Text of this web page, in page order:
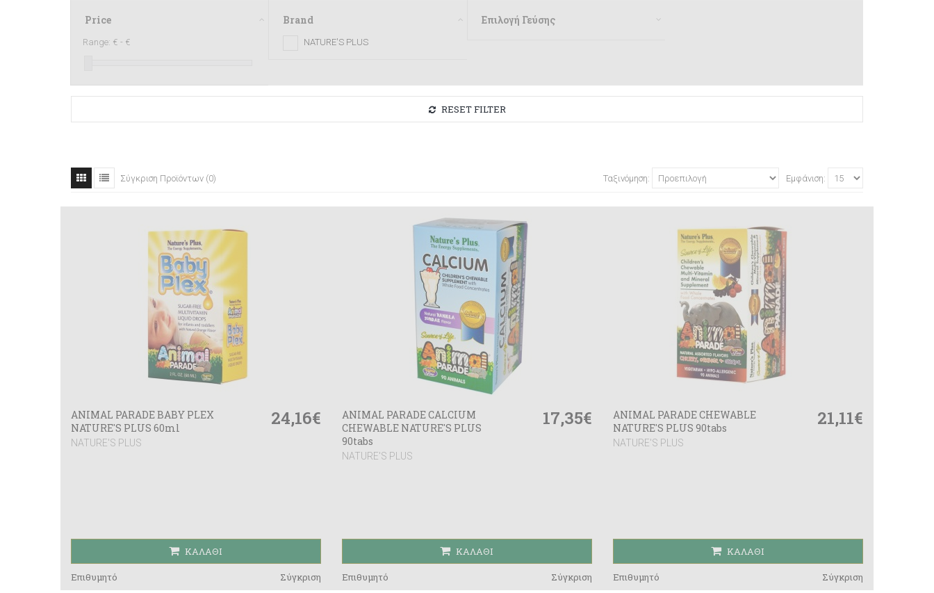
Price
Range: € - €
Brand
NATURE'S PLUS
Επιλογή Γεύσης
RESET FILTER
Εμφάνιση:
Ταξινόμηση:
Σύγκριση Προϊόντων (0)
ANIMAL PARADE BABY PLEX
NATURE'S PLUS 60ml
NATURE'S PLUS
24,16€
ΚΑΛΆΘΙ
Επιθυμητό Σύγκριση
ANIMAL PARADE CALCIUM
CHEWABLE NATURE'S PLUS
90tabs
NATURE'S PLUS
17,35€
ΚΑΛΆΘΙ
Επιθυμητό Σύγκριση
ANIMAL PARADE CHEWABLE
NATURE'S PLUS 90tabs
NATURE'S PLUS
21,11€
ΚΑΛΆΘΙ
Επιθυμητό Σύγκριση